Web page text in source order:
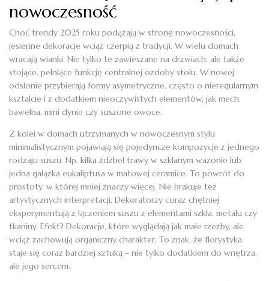
nowoczesność
Choć trendy 2025 roku podążają w stronę nowoczesności,
jesienne dekoracje wciąż czerpią z tradycji. W wielu domach
wracają wianki. Nie tylko te zawieszane na drzwiach, ale także
stojące, pełniące funkcję centralnej ozdoby stołu. W nowej
odsłonie przybierają formy asymetryczne, często o nieregularnym
kształcie i z dodatkiem nieoczywistych elementów, jak mech,
bawełna, mini dynie czy suszone owoce.
Z kolei w domach utrzymanych w nowoczesnym stylu
minimalistycznym pojawiają się pojedyncze kompozycje z jednego
rodzaju suszu. Np. kilka źdźbeł trawy w szklanym wazonie lub
jedna gałązka eukaliptusa w matowej ceramice. To powrót do
prostoty, w której mniej znaczy więcej. Nie brakuje też
artystycznych interpretacji. Dekoratorzy coraz chętniej
eksperymentują z łączeniem suszu z elementami szkła, metalu czy
tkaniny. Efekt? Dekoracje, które wyglądają jak małe rzeźby, ale
wciąż zachowują organiczny charakter. To znak, że florystyka
staje się coraz bardziej sztuką – nie tylko dodatkiem do wnętrza,
ale jego sercem.